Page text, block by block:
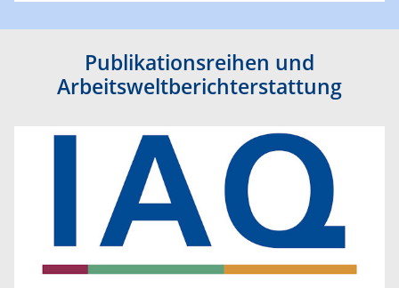
Publikationsreihen und
Arbeitsweltberichterstattung